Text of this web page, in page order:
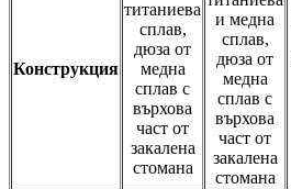
Конструкция
титаниева
сплав,
дюза от
медна
сплав с
върхова
част от
закалена
стомана
и медна
сплав,
дюза от
медна
сплав с
върхова
част от
закалена
стомана